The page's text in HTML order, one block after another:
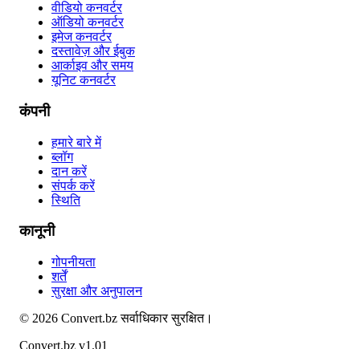
वीडियो कनवर्टर
ऑडियो कनवर्टर
इमेज कनवर्टर
दस्तावेज़ और ईबुक
आर्काइव और समय
यूनिट कनवर्टर
कंपनी
हमारे बारे में
ब्लॉग
दान करें
संपर्क करें
स्थिति
कानूनी
गोपनीयता
शर्तें
सुरक्षा और अनुपालन
© 2026 Convert.bzसर्वाधिकार सुरक्षित।
Convert.bz v1.01